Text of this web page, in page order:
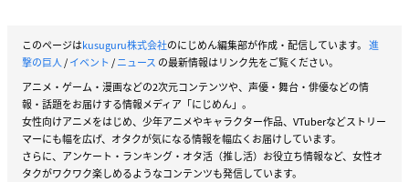
このページはkusuguru株式会社のにじめん編集部が作成・配信しています。 進
撃の巨人/イベント /ニュース の最新情報はリンク先をご覧ください。
アニメ・ゲーム・漫画などの2次元コンテンツや、声優・舞台・俳優などの情
報・話題をお届けする情報メディア「にじめん」。
女性向けアニメをはじめ、少年アニメやキャラクター作品、VTuberなどストリー
マーにも幅を広げ、オタクが気になる情報を幅広くお届けしています。
さらに、アンケート・ランキング・オタ活（推し活）お役立ち情報など、女性オ
タクがワクワク楽しめるようなコンテンツも発信しています。